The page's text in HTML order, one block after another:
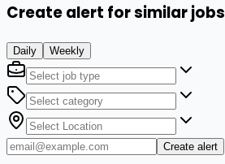
Create alert for similar jobs
Daily Weekly
Create alert